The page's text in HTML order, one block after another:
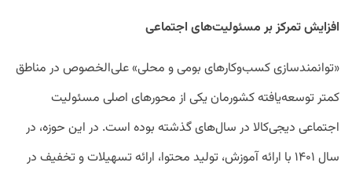
افزایش تمرکز بر مسئولیت‌های اجتماعی
«توانمندسازی کسب‌وکارهای بومی و محلی» علی‌الخصوص در مناطق
کمتر توسعه‌یافته کشورمان یکی از محورهای اصلی مسئولیت
اجتماعی دیجی‌کالا در سال‌های گذشته بوده ‌است. در این حوزه، در
سال ۱۴۰۱ با ارائه آموزش، تولید محتوا، ارائه تسهیلات و تخفیف در